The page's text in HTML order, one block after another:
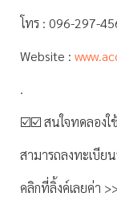
โทร : 096-297-
Website :
.
☑️☑️ สนใจทดลองใ
สามารถลงทะเบีย
คลิกที่ลิ้งค์เลยค่า